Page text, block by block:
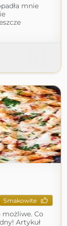
mnie
Smakowite
możliwe. Co
Artykuł